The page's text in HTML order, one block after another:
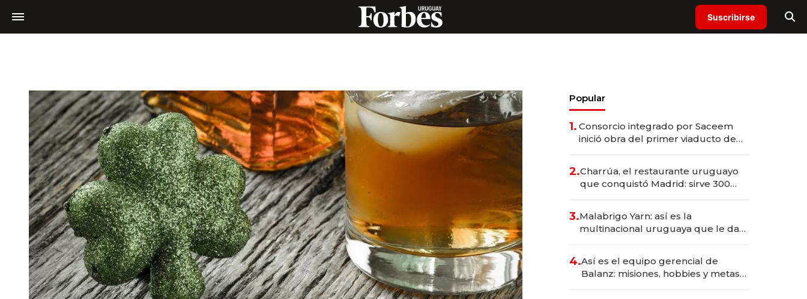
Suscribirse
Popular
1. Consorcio integrado por Saceem
inició obra del primer viaducto de
millones
2.Charrúa, el restaurante uruguayo
que conquistó Madrid: sirve 300
prepara apertura
3.Malabrigo Yarn: así es la
multinacional uruguaya que le da
4.Así es el equipo gerencial de
Balanz: misiones, hobbies y metas